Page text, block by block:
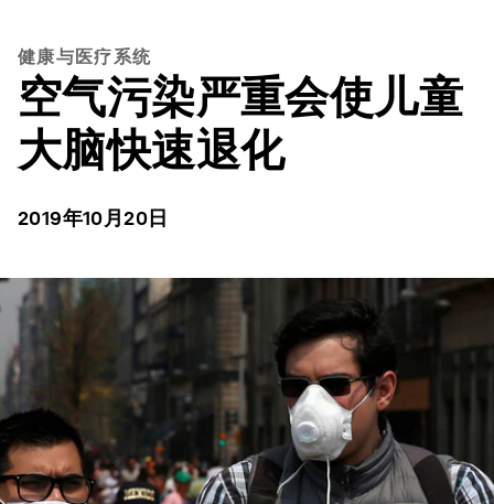
健康与医疗系统
空气污染严重会使儿童
大脑快速退化
2019年10月20日